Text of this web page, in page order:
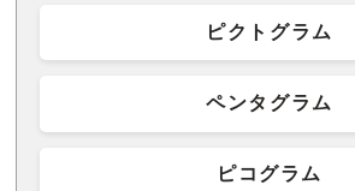
ピクトグラム
ペンタグラム
ピコグラム